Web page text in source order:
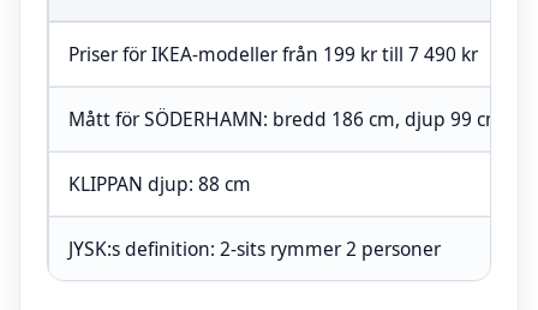
Priser för IKEA-modeller från 199 kr till 7 490 kr
Mått för SÖDERHAMN: bredd 186 cm, djup 99 cm
KLIPPAN djup: 88 cm
JYSK:s definition: 2-sits rymmer 2 personer